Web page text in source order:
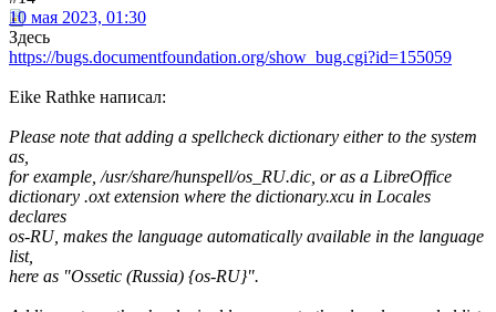
10 мая 2023, 01:30
Здесь
https://bugs.documentfoundation.org/show_bug.cgi?id=155059
Eike Rathke написал:
Please note that adding a spellcheck dictionary either to the system
as,
for example, /usr/share/hunspell/os_RU.dic, or as a LibreOffice
dictionary .oxt extension where the dictionary.xcu in Locales
declares
os-RU, makes the language automatically available in the language
list,
here as "Ossetic (Russia) {os-RU}".